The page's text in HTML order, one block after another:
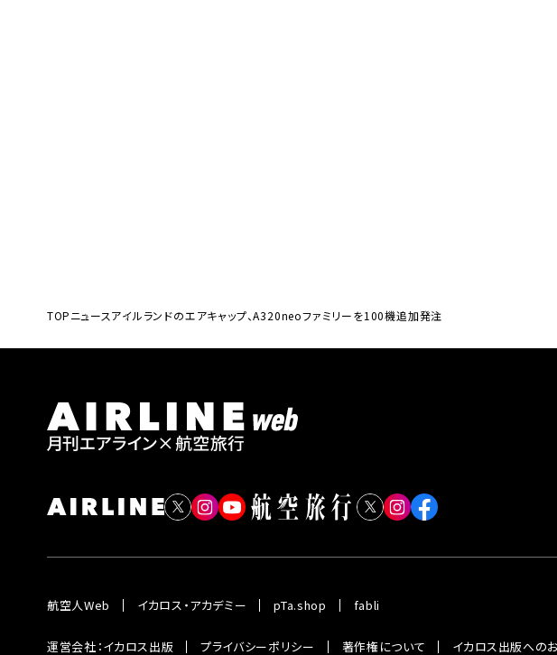
TOPニュースアイルランドのエアキャップ、A320neoファミリーを100機追加発注
航空人Web イカロス・アカデミー pTa.shop fabli
運営会社：イカロス出版 プライバシーポリシー 著作権について イカロス出版への